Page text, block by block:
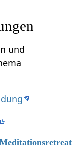
und